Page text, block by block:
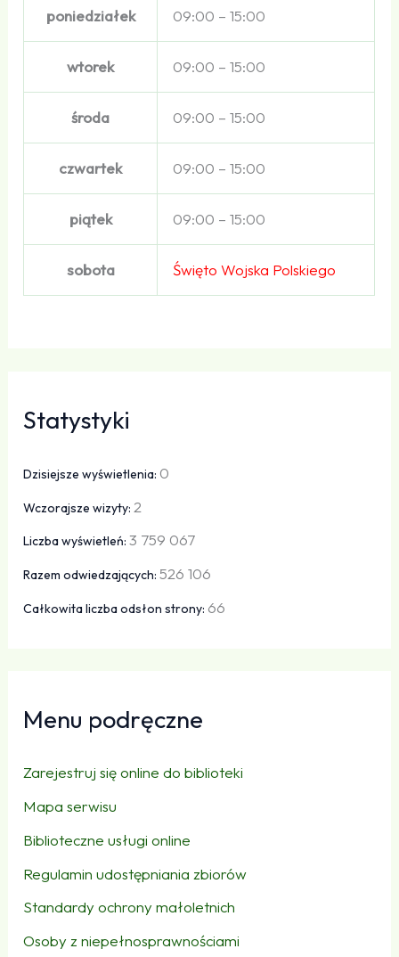
poniedziałek 09:00 – 15:00
wtorek 09:00 – 15:00
środa 09:00 – 15:00
czwartek 09:00 – 15:00
piątek 09:00 – 15:00
sobota Święto Wojska Polskiego
Statystyki
Dzisiejsze wyświetlenia: 0
Wczorajsze wizyty: 2
Liczba wyświetleń:3 759 067
Razem odwiedzających:526 106
Całkowita liczba odsłon strony: 66
Menu podręczne
Zarejestruj się online do biblioteki
Mapa serwisu
Biblioteczne usługi online
Regulamin udostępniania zbiorów
Standardy ochrony małoletnich
Osoby z niepełnosprawnościami